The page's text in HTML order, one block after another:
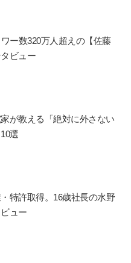
ー数320万人超えの【佐藤
ビュー
が教える「絶対に外さない
選
特許取得。16歳社長の水野
ュー